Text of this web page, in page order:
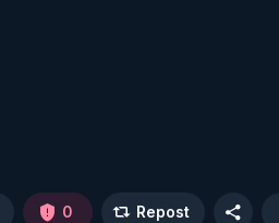
0 Repost